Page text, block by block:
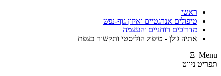
ראשי
טיפולים אנרגטיים ואיזון גוף-נפש
מדריכים רוחניים והעצמה
אתיה גולן - טיפול הוליסטי ותקשור בצפת
Ξ Menu
תפריט ניווט